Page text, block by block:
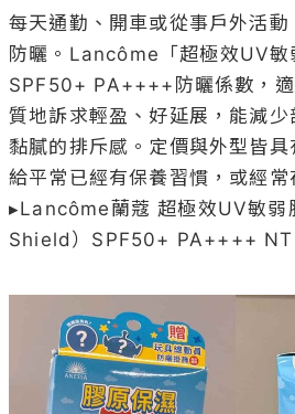
每天通勤、開車或從事戶外活
防曬。Lancôme「超極效UV敏
SPF50+ PA++++防曬係數，適
質地訴求輕盈、好延展，能減
黏膩的排斥感。定價與外型皆
給平常已經有保養習慣，或經常
▸Lancôme蘭蔻 超極效UV敏弱
Shield）SPF50+ PA++++